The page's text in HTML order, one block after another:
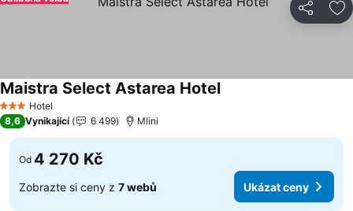
Sdílet
3 Počet hvězdiček
Hotel
Maistra Select Astarea HotelUkázat ceny
8,6 Vynikající 6 499 Mlini
Od 4 270 Kč
Zobrazte si ceny z 7 webů Ukázat ceny